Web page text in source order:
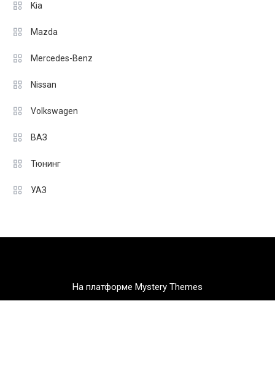
Kia
Mazda
Mercedes-Benz
Nissan
Volkswagen
ВАЗ
Тюнинг
УАЗ
На платформе Mystery Themes